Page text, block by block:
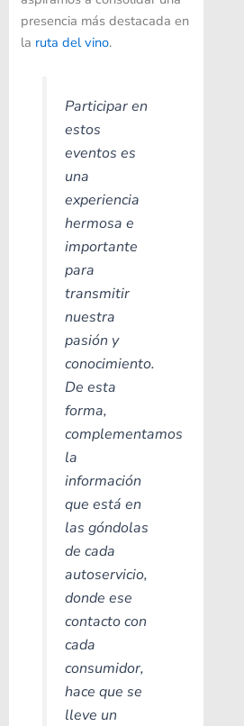
presencia más destacada en
la ruta del vino.
Participar en
estos
eventos es
una
experiencia
hermosa e
importante
para
transmitir
nuestra
pasión y
conocimiento.
De esta
forma,
complementamos
la
información
que está en
las góndolas
de cada
autoservicio,
donde ese
contacto con
cada
consumidor,
hace que se
lleve un